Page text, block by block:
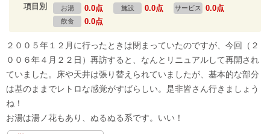
項目別 お湯 0.0点 施設 0.0点 サービス 0.0点
飲食 0.0点
２００５年１２月に行ったときは閉まっていたのですが、今回（２
００６年４月２２日）再訪すると、なんとリニュアルして再開され
ていました。床や天井は張り替えられていましたが、基本的な部分
は基のままでレトロな感覚がすばらしい。是非皆さん行きましょう
ね！
お湯は湯ノ花もあり、ぬるぬる系です。いい！